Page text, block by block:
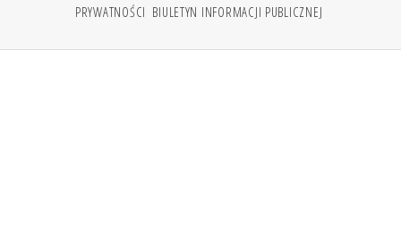
PRYWATNOŚCI BIULETYN INFORMACJI PUBLICZNEJ